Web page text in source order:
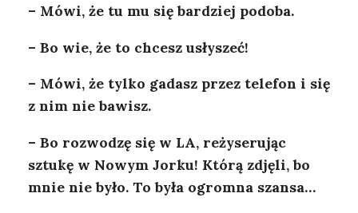
– Mówi, że tu mu się bardziej podoba.
– Bo wie, że to chcesz usłyszeć!
– Mówi, że tylko gadasz przez telefon i się
z nim nie bawisz.
– Bo rozwodzę się w LA, reżyserując
sztukę w Nowym Jorku! Którą zdjęli, bo
mnie nie było. To była ogromna szansa…